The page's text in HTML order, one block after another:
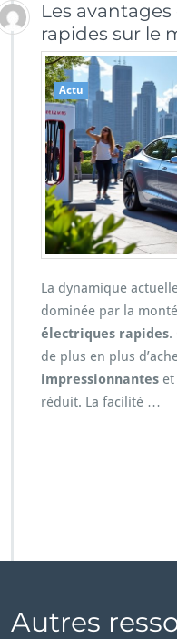
Les
rapides sur le
Actu
La dynamique
dominée par la
électriques rapides.
de plus en plus
impressionnantes
réduit. La facilité …
Autres